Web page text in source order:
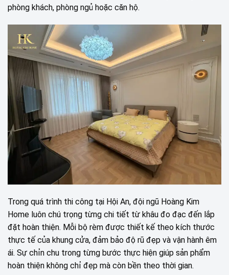
phòng khách, phòng ngủ hoặc căn hộ.
Trong quá trình thi công tại Hội An, đội ngũ Hoàng Kim
Home luôn chú trọng từng chi tiết từ khâu đo đạc đến lắp
đặt hoàn thiện. Mỗi bộ rèm được thiết kế theo kích thước
thực tế của khung cửa, đảm bảo độ rũ đẹp và vận hành êm
ái. Sự chỉn chu trong từng bước thực hiện giúp sản phẩm
hoàn thiện không chỉ đẹp mà còn bền theo thời gian.